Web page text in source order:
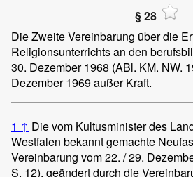
§ 28
Die Zweite Vereinbarung über die
Religionsunterrichts an den
30. Dezember 1968 (ABl. KM. NW.
Dezember 1969 außer Kraft.
1 ↑ Die vom Kultusminister des
Westfalen bekannt gemachte
Vereinbarung vom 22. / 29.
S. 12), geändert durch die